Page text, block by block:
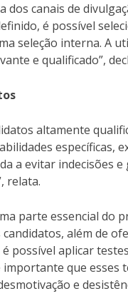
dos canais de
é possível
seleção interna. A
e qualificado”,
altamente
a evitar indecisões
relata.
parte essencial do
além de
possível aplicar
que
e